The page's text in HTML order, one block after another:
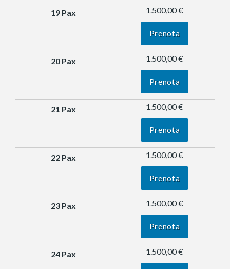
1.500,00 €
Prenota
1.500,00 €
Prenota
1.500,00 €
Prenota
1.500,00 €
Prenota
1.500,00 €
Prenota
1.500,00 €